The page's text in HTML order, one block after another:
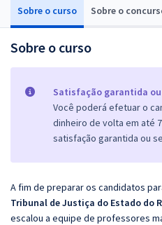
Sobre o curso Sobre o
Sobre o curso
Satisfação garantida
Você poderá efetuar o
dinheiro de volta em até
satisfação garantida ou
A fim de preparar os candidatos
Tribunal de Justiça do Estado do
escalou a equipe de professores